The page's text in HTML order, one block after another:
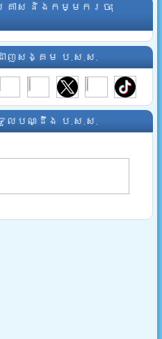
ាស និងកម្មករចុះ
ញសង្គម ប.ស.ស.
បណ្ដឹង ប.ស.ស.